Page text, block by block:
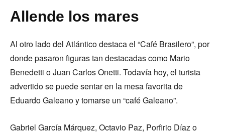
Allende los mares
Al otro lado del Atlántico destaca el “Café Brasilero”, por
donde pasaron figuras tan destacadas como Mario
Benedetti o Juan Carlos Onetti. Todavía hoy, el turista
advertido se puede sentar en la mesa favorita de
Eduardo Galeano y tomarse un “café Galeano”.
Gabriel García Márquez, Octavio Paz, Porfirio Díaz o